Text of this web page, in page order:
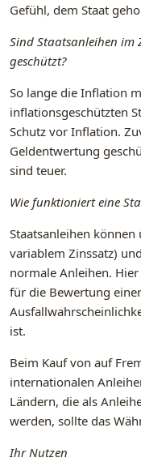
Gefühl, dem Staat
Sind Staatsanleihen
geschützt?
So lange die Inflation
inflationsgeschützten
Schutz vor Inflation.
Geldentwertung
sind teuer.
Wie funktioniert eine
Staatsanleihen
variablem Zinssatz)
normale Anleihen.
für die Bewertung
ist.
Beim Kauf von auf
internationalen
Ländern, die als
werden, sollte das
Ihr Nutzen